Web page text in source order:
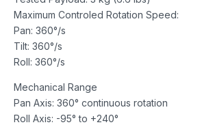
Maximum Controled Rotation Speed:
Pan: 360°/s
Tilt: 360°/s
Roll: 360°/s
Mechanical Range
Pan Axis: 360° continuous rotation
Roll Axis: -95° to +240°